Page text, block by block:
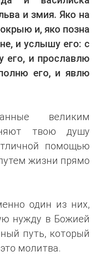
и змия. Яко на
и, яко позна
и услышу его: с
его, и прославлю
его, и явлю
великим
твою душу
помощью
жизни прямо
один из них,
нужду в Божией
путь, который
молитва.